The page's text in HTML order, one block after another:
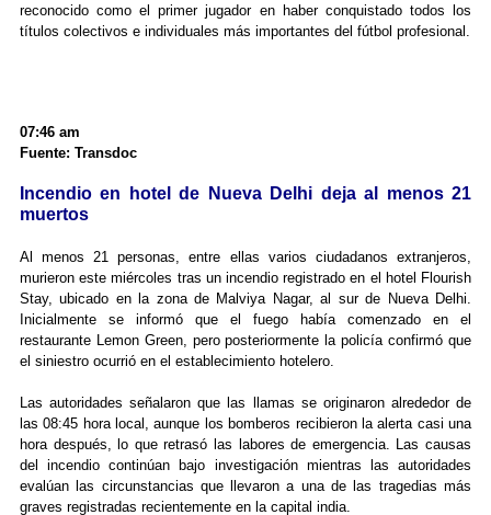
reconocido como el primer jugador en haber conquistado todos los
títulos colectivos e individuales más importantes del fútbol profesional.
07:46 am
Fuente: Transdoc
Incendio en hotel de Nueva Delhi deja al menos 21
muertos
Al menos 21 personas, entre ellas varios ciudadanos extranjeros,
murieron este miércoles tras un incendio registrado en el hotel Flourish
Stay, ubicado en la zona de Malviya Nagar, al sur de Nueva Delhi.
Inicialmente se informó que el fuego había comenzado en el
restaurante Lemon Green, pero posteriormente la policía confirmó que
el siniestro ocurrió en el establecimiento hotelero.
Las autoridades señalaron que las llamas se originaron alrededor de
las 08:45 hora local, aunque los bomberos recibieron la alerta casi una
hora después, lo que retrasó las labores de emergencia. Las causas
del incendio continúan bajo investigación mientras las autoridades
evalúan las circunstancias que llevaron a una de las tragedias más
graves registradas recientemente en la capital india.